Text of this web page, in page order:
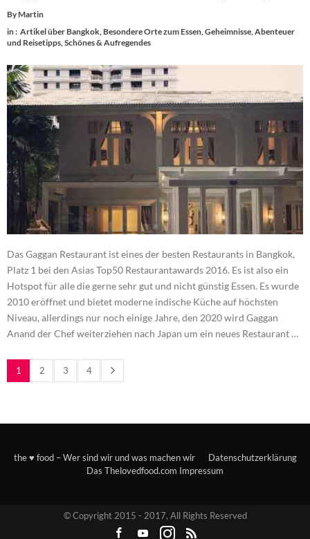
ByMartin
in : Artikel über Bangkok Besondere Orte zum Essen Geheimnisse, Abenteuer
und Reisetipps Schönes & Aufregendes
Das Gaggan Restaurant ist eines der besten Restaurants in Bangkok,
Platz 1 bei den Asias Top50 Restaurantawards 2016. Es ist also ein
Hotspot für alle die gerne sehr gut und nicht günstig Essen. Es wurde
2010 eröffnet und bietet moderne indische Küche auf höchsten
Niveau, allerdings nur noch einige Jahre, den 2020 wird Gaggan
Anand der Chef weiterziehen nach Japan um ein neues Restaurant …
1 2 3 4
the ♥ food – Wer sind wir und was machen wir
Datenschutzerklärung
Das Thelovedfood.com Impressum
© Copyright 2015 - 2017, All Rights Reserved